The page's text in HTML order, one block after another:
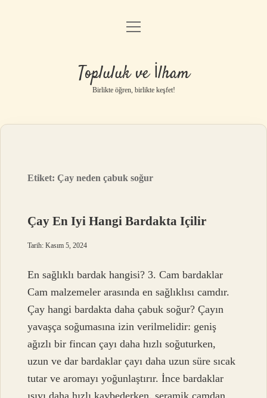
Anasayfa
Gizlilik Politikası
Yasal Uyarı
menüyü
Topluluk ve İlham
Birlikte öğren, birlikte keşfet!
Etiket:Çay neden çabuk soğur
Çay En Iyi Hangi Bardakta Içilir
Tarih: Kasım 5, 2024
En sağlıklı bardak hangisi? 3. Cam bardaklar
Cam malzemeler arasında en sağlıklısı camdır.
Çay hangi bardakta daha çabuk soğur? Çayın
yavaşça soğumasına izin verilmelidir: geniş
ağızlı bir fincan çayı daha hızlı soğuturken,
uzun ve dar bardaklar çayı daha uzun süre sıcak
tutar ve aromayı yoğunlaştırır. İnce bardaklar